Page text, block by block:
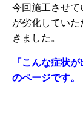
今回施工させ
が劣化してい
きました。
「こんな症状
のページです。